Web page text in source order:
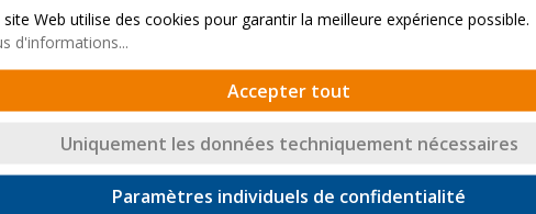
site Web utilise des cookies pour garantir la meilleure expérience possible.
d'informations...
Accepter tout
Uniquement les données techniquement nécessaires
Paramètres individuels de confidentialité